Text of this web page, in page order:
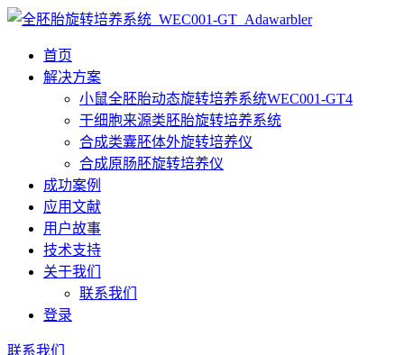
首页
解决方案
小鼠全胚胎动态旋转培养系统WEC001-GT4
干细胞来源类胚胎旋转培养系统
合成类囊胚体外旋转培养仪
合成原肠胚旋转培养仪
成功案例
应用文献
用户故事
技术支持
关于我们
联系我们
登录
联系我们